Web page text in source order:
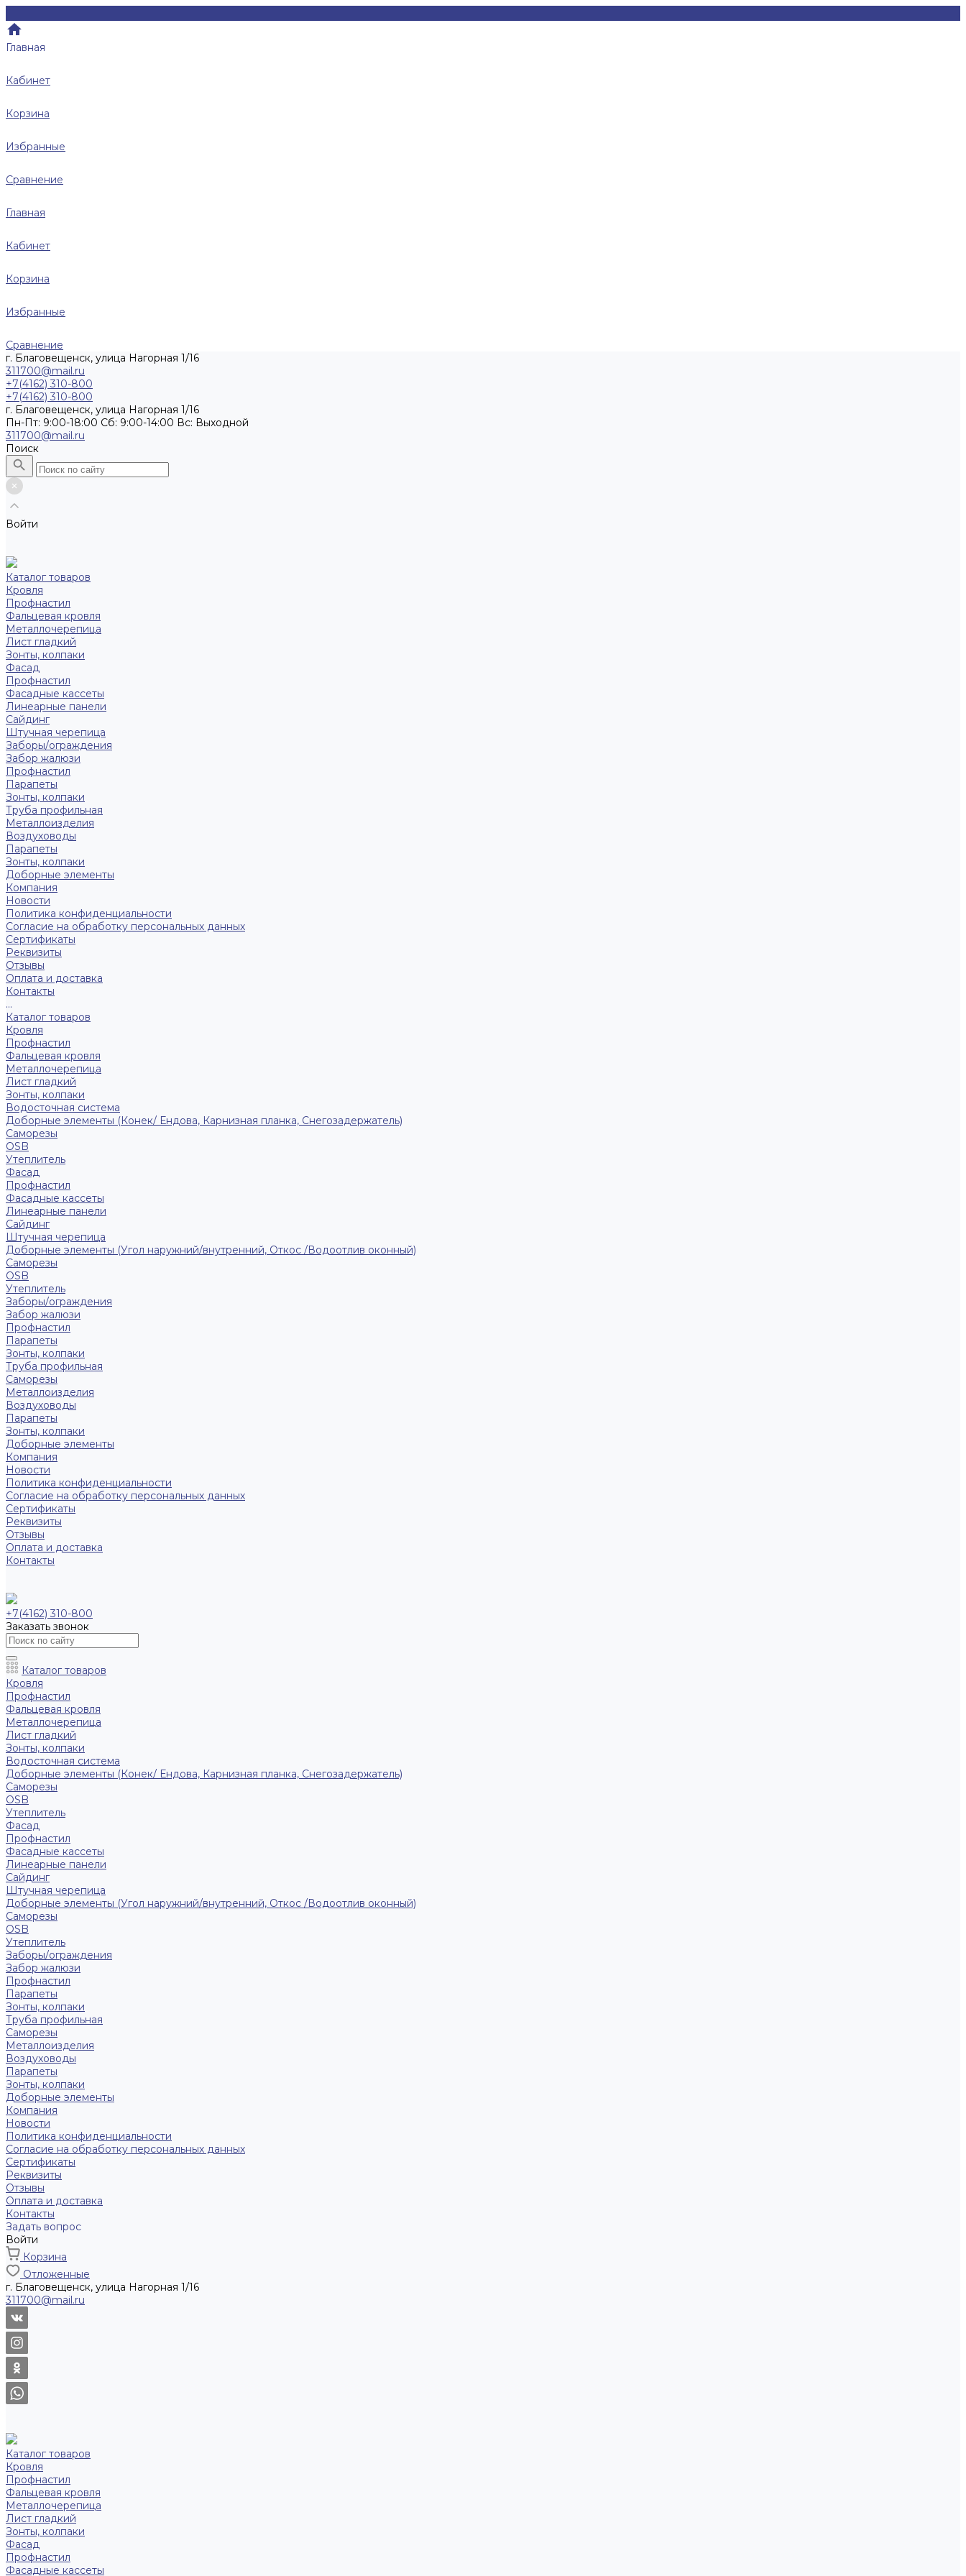
Главная
Кабинет
Корзина
Избранные
Сравнение
Главная
Кабинет
Корзина
Избранные
Сравнение
г. Благовещенск, улица Нагорная 1/16
311700@mail.ru
+7(4162) 310-800
+7(4162) 310-800
г. Благовещенск, улица Нагорная 1/16
Пн-Пт: 9:00-18:00 Cб: 9:00-14:00 Вс: Выходной
311700@mail.ru
Поиск
Войти
Каталог товаров
Кровля
Профнастил
Фальцевая кровля
Металлочерепица
Лист гладкий
Зонты, колпаки
Фасад
Профнастил
Фасадные кассеты
Линеарные панели
Сайдинг
Штучная черепица
Заборы/ограждения
Забор жалюзи
Профнастил
Парапеты
Зонты, колпаки
Труба профильная
Металлоизделия
Воздуховоды
Парапеты
Зонты, колпаки
Доборные элементы
Компания
Новости
Политика конфиденциальности
Согласие на обработку персональных данных
Сертификаты
Реквизиты
Отзывы
Оплата и доставка
Контакты
...
Каталог товаров
Кровля
Профнастил
Фальцевая кровля
Металлочерепица
Лист гладкий
Зонты, колпаки
Водосточная система
Доборные элементы (Конек/ Ендова, Карнизная планка, Снегозадержатель)
Саморезы
ОSB
Утеплитель
Фасад
Профнастил
Фасадные кассеты
Линеарные панели
Сайдинг
Штучная черепица
Доборные элементы (Угол наружний/внутренний, Откос /Водоотлив оконный)
Саморезы
OSB
Утеплитель
Заборы/ограждения
Забор жалюзи
Профнастил
Парапеты
Зонты, колпаки
Труба профильная
Саморезы
Металлоизделия
Воздуховоды
Парапеты
Зонты, колпаки
Доборные элементы
Компания
Новости
Политика конфиденциальности
Согласие на обработку персональных данных
Сертификаты
Реквизиты
Отзывы
Оплата и доставка
Контакты
+7(4162) 310-800
Заказать звонок
Каталог товаров
Кровля
Профнастил
Фальцевая кровля
Металлочерепица
Лист гладкий
Зонты, колпаки
Водосточная система
Доборные элементы (Конек/ Ендова, Карнизная планка, Снегозадержатель)
Саморезы
ОSB
Утеплитель
Фасад
Профнастил
Фасадные кассеты
Линеарные панели
Сайдинг
Штучная черепица
Доборные элементы (Угол наружний/внутренний, Откос /Водоотлив оконный)
Саморезы
OSB
Утеплитель
Заборы/ограждения
Забор жалюзи
Профнастил
Парапеты
Зонты, колпаки
Труба профильная
Саморезы
Металлоизделия
Воздуховоды
Парапеты
Зонты, колпаки
Доборные элементы
Компания
Новости
Политика конфиденциальности
Согласие на обработку персональных данных
Сертификаты
Реквизиты
Отзывы
Оплата и доставка
Контакты
Задать вопрос
Войти
Корзина
Отложенные
г. Благовещенск, улица Нагорная 1/16
311700@mail.ru
Каталог товаров
Кровля
Профнастил
Фальцевая кровля
Металлочерепица
Лист гладкий
Зонты, колпаки
Фасад
Профнастил
Фасадные кассеты